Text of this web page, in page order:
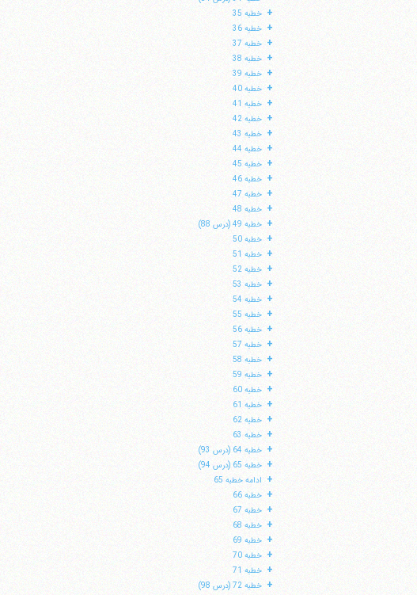
+ خطبه 35
+ خطبه 36
+ خطبه 37
+ خطبه 38
+ خطبه 39
+ خطبه 40
+ خطبه 41
+ خطبه 42
+ خطبه 43
+ خطبه 44
+ خطبه 45
+ خطبه 46
+ خطبه 47
+ خطبه 48
+ خطبه 49 (درس 88)
+ خطبه 50
+ خطبه 51
+ خطبه 52
+ خطبه 53
+ خطبه 54
+ خطبه 55
+ خطبه 56
+ خطبه 57
+ خطبه 58
+ خطبه 59
+ خطبه 60
+ خطبه 61
+ خطبه 62
+ خطبه 63
+ خطبه 64 (درس 93)
+ خطبه 65 (درس 94)
+ ادامه خطبه 65
+ خطبه 66
+ خطبه 67
+ خطبه 68
+ خطبه 69
+ خطبه 70
+ خطبه 71
+ خطبه 72 (درس 98)